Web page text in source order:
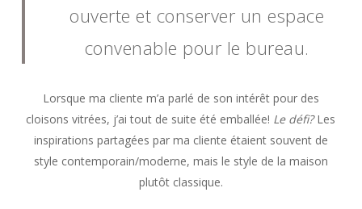
ouverte et conserver un espace
convenable pour le bureau.
Lorsque ma cliente m’a parlé de son intérêt pour des
cloisons vitrées, j’ai tout de suite été emballée! Le défi?Les
inspirations partagées par ma cliente étaient souvent de
style contemporain/moderne, mais le style de la maison
plutôt classique.